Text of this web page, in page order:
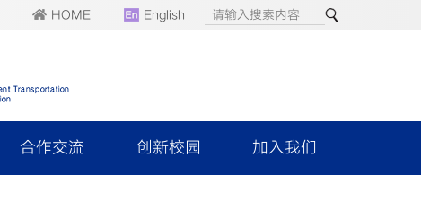
HOME English
合作交流 创新校园 加入我们